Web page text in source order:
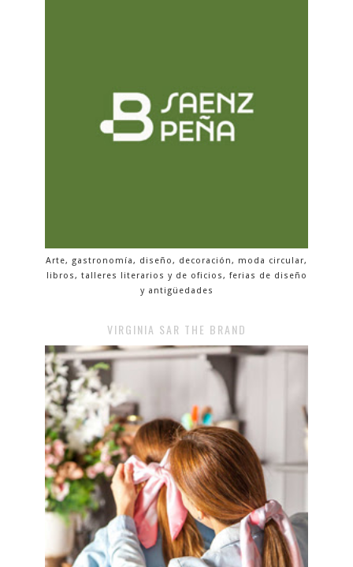
Arte, gastronomía, diseño, decoración, moda circular,
libros, talleres literarios y de oficios, ferias de diseño
y antigüedades
VIRGINIA SAR THE BRAND